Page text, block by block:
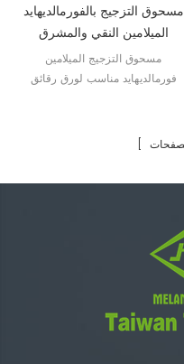
مسحوق التزجيج بالفورمالديهايد
الميلامين النقي والمشرق
مسحوق التزجيج الميلامين
فورمالديهايد مناسب لورق رقائق